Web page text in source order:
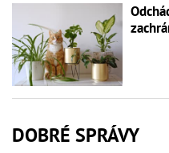
DOBRÉ SPRÁVY